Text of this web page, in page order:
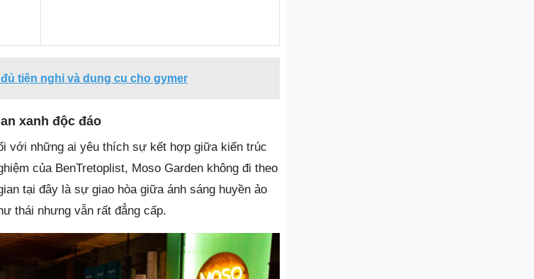
tiện nghi và dụng cụ cho gymer
xanh độc đáo
với những ai yêu thích sự kết hợp giữa kiến trúc
của BenTretoplist, Moso Garden không đi theo
tại đây là sự giao hòa giữa ánh sáng huyền ảo
thái nhưng vẫn rất đẳng cấp.